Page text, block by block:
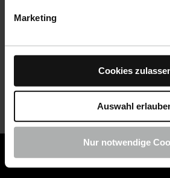
Marketing
Cookies
Auswahl
Nur notwendige
COLOURLOCK ist jetzt Teil von
COLOURLOCK Produkte